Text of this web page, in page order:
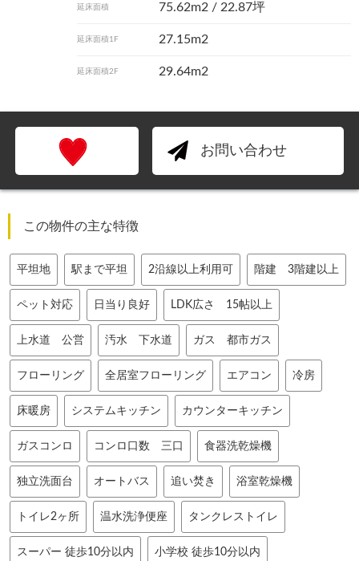
延床面積 75.62m2 / 22.87坪
延床面積1F 27.15m2
延床面積2F 29.64m2
お問い合わせ
この物件の主な特徴
平坦地 駅まで平坦 2沿線以上利用可 階建 3階建以上
ペット対応 日当り良好 LDK広さ 15帖以上
上水道 公営 汚水 下水道 ガス 都市ガス
フローリング 全居室フローリング エアコン 冷房
床暖房 システムキッチン カウンターキッチン
ガスコンロ コンロ口数 三口 食器洗乾燥機
独立洗面台 オートバス 追い焚き 浴室乾燥機
トイレ2ヶ所 温水洗浄便座 タンクレストイレ
スーパー 徒歩10分以内 小学校 徒歩10分以内